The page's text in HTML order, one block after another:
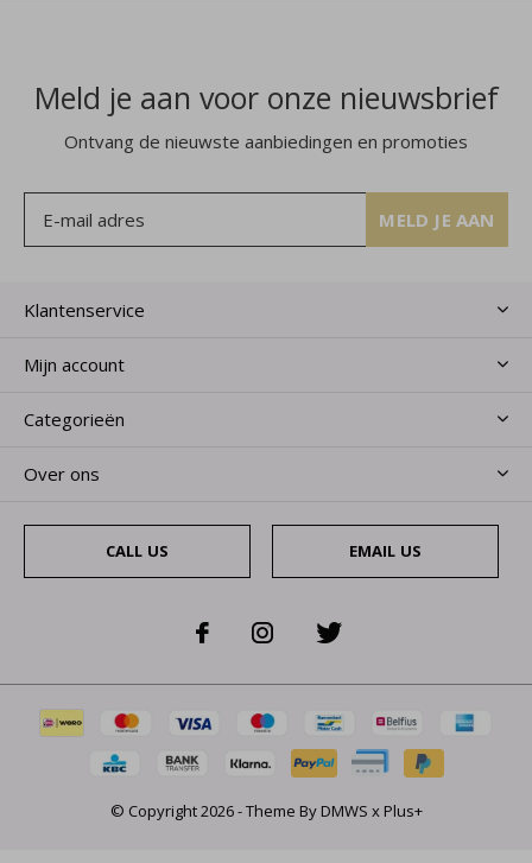
Meld je aan voor onze nieuwsbrief
Ontvang de nieuwste aanbiedingen en promoties
MELD JE AAN
Klantenservice
Mijn account
Categorieën
Over ons
CALL US EMAIL US
© Copyright2026- Theme ByDMWS xPlus+